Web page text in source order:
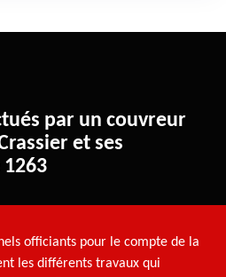
par un couvreur
et ses
officiants pour le compte de la
les différents travaux qui